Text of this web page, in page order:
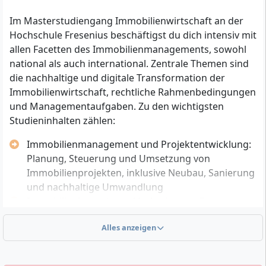
Bau- und Ingenieurwissenschaften
Stadt- und Regionalplanung
Wirtschafts-, Rechts- oder
Sozialwissenschaften
Nachweis einschlägiger Praxiserfahrung im
relevanten Bereich der Immobilienwirtschaft
Wenn du weniger als 180 Credit Points nachweist,
Persönliche Voraussetzungen für ein erfolgreiches
Studium sind vor allem Interesse an
betriebswirtschaftlichen und immobilienbezogenen
ausgeprägte Motivation zur beruflichen
Weiterentwicklung. Du solltest teamfähig sein,
eigenständig arbeiten können und flexibel auf neue
Im Masterstudiengang Immobilienwirtschaft an der
Hochschule Fresenius beschäftigst du dich intensiv mit
allen Facetten des Immobilienmanagements, sowohl
national als auch international. Zentrale Themen sind
die nachhaltige und digitale Transformation der
Immobilienwirtschaft, rechtliche Rahmenbedingungen
und Managementaufgaben. Zu den wichtigsten
Studieninhalten zählen:
Immobilienmanagement und Projektentwicklung:
Planung, Steuerung und Umsetzung von
Immobilienprojekten, inklusive Neubau, Sanierung
und nachhaltige Umwandlung
von Immobilien und Grundstücken im nationalen
und internationalen Kontext
Internationale Immobilienmärkte: Analyse globaler
Alles anzeigen